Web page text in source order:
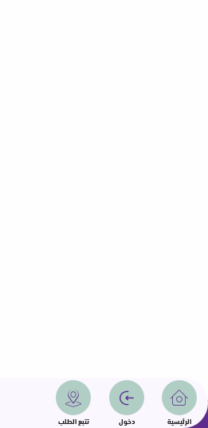
الرئيسية دخول تتبع الطلب
جميع الحقوق محفوظة | سمامة 2025 | دولة قطر